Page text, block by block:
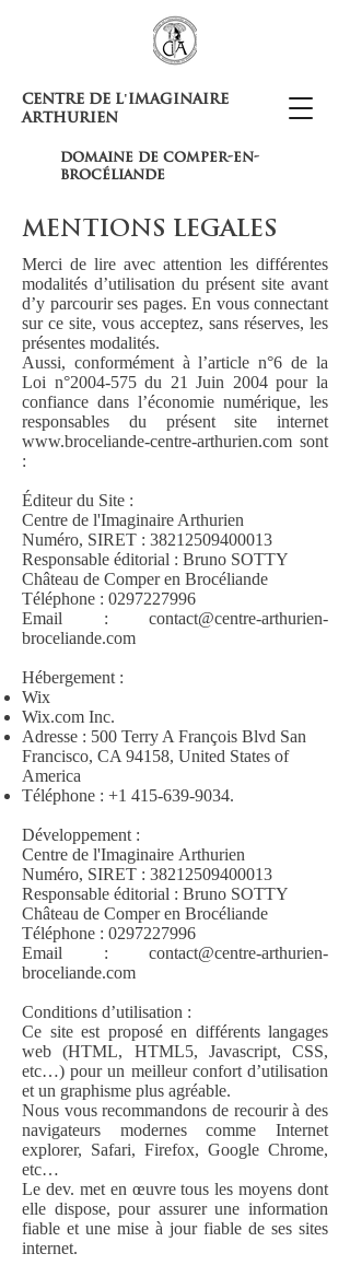
Centre de l'Imaginaire
Arthurien
domaine de comper-en-
brocéliande
MENTIONS LEGALES
Merci de lire avec attention les différentes
modalités d’utilisation du présent site avant
d’y parcourir ses pages. En vous connectant
sur ce site, vous acceptez, sans réserves, les
présentes modalités.
Aussi, conformément à l’article n°6 de la
Loi n°2004-575 du 21 Juin 2004 pour la
confiance dans l’économie numérique, les
responsables du présent site internet
www.broceliande-centre-arthurien.com sont
:
Éditeur du Site :
Centre de l'Imaginaire Arthurien
Numéro, SIRET : 38212509400013
Responsable éditorial : Bruno SOTTY
Château de Comper en Brocéliande
Téléphone : 0297227996
Email : contact@centre-arthurien-
broceliande.com
Hébergement :
Wix
Wix.com Inc.
Adresse : 500 Terry A François Blvd San
Francisco, CA 94158, United States of
America
Téléphone : +1 415-639-9034.
Développement :
Centre de l'Imaginaire Arthurien
Numéro, SIRET : 38212509400013
Responsable éditorial : Bruno SOTTY
Château de Comper en Brocéliande
Téléphone : 0297227996
Email : contact@centre-arthurien-
broceliande.com
Conditions d’utilisation :
Ce site est proposé en différents langages
web (HTML, HTML5, Javascript, CSS,
etc…) pour un meilleur confort d’utilisation
et un graphisme plus agréable.
Nous vous recommandons de recourir à des
navigateurs modernes comme Internet
explorer, Safari, Firefox, Google Chrome,
etc…
Le dev. met en œuvre tous les moyens dont
elle dispose, pour assurer une information
fiable et une mise à jour fiable de ses sites
internet.